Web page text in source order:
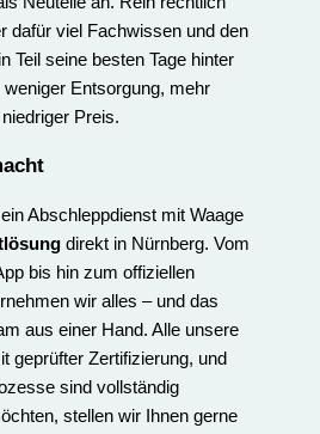
dafür viel Fachwissen und den
Teil seine besten Tage hinter
Entsorgung, mehr
Preis.
Abschleppdienst mit Waage
direkt in Nürnberg. Vom
bis hin zum offiziellen
wir alles – und das
aus einer Hand. Alle unsere
geprüfter Zertifizierung, und
sind vollständig
stellen wir Ihnen gerne